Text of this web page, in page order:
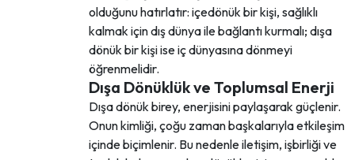
olduğunu hatırlatır: içedönük bir kişi, sağlıklı
kalmak için dış dünya ile bağlantı kurmalı; dışa
dönük bir kişi ise iç dünyasına dönmeyi
öğrenmelidir.
Dışa Dönüklük ve Toplumsal Enerji
Dışa dönük birey, enerjisini paylaşarak güçlenir.
Onun kimliği, çoğu zaman başkalarıyla etkileşim
içinde biçimlenir. Bu nedenle iletişim, işbirliği ve